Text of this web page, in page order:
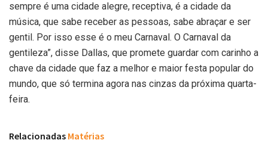
sempre é uma cidade alegre, receptiva, é a cidade da
música, que sabe receber as pessoas, sabe abraçar e ser
gentil. Por isso esse é o meu Carnaval. O Carnaval da
gentileza”, disse Dallas, que promete guardar com carinho a
chave da cidade que faz a melhor e maior festa popular do
mundo, que só termina agora nas cinzas da próxima quarta-
feira.
Relacionadas Matérias